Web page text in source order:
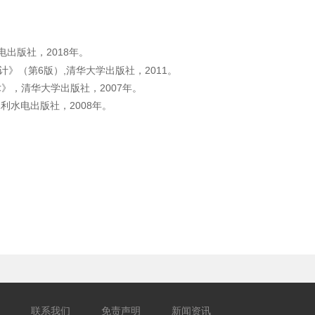
出版社，2018年。
（第6版）,清华大学出版社，2011。
，清华大学出版社，2007年。
水电出版社，2008年。
联系我们 免责声明 新闻资讯